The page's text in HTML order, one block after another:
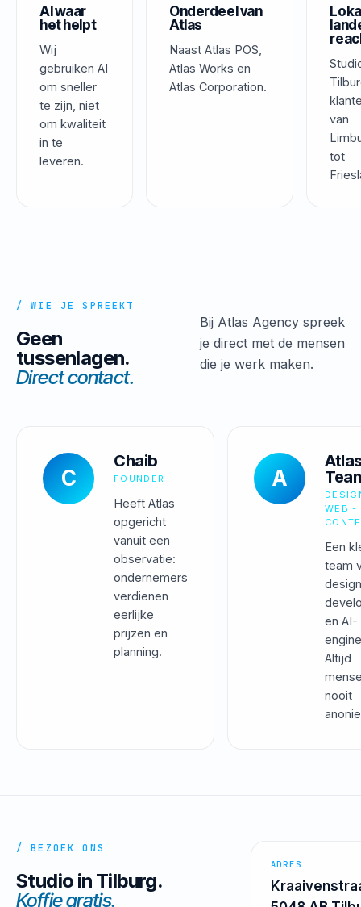
AI waar
het helpt
Wij
gebruiken AI
om sneller
te zijn, niet
om kwaliteit
in te
leveren.
Onderdeel van
Atlas
Naast Atlas POS,
Atlas Works en
Atlas Corporation.
van
tot
/ WIE JE SPREEKT
Geen
tussenlagen.
Direct contact.
Bij Atlas Agency spreek
je direct met de mensen
die je werk maken.
C
Chaib
FOUNDER
Heeft Atlas
opgericht
vanuit een
observatie:
ondernemers
verdienen
eerlijke
prijzen en
planning.
A
WEB -
Een
team
en AI-
Altijd
nooit
/ BEZOEK ONS
Studio in Tilburg.
Koffie gratis.
ADRES